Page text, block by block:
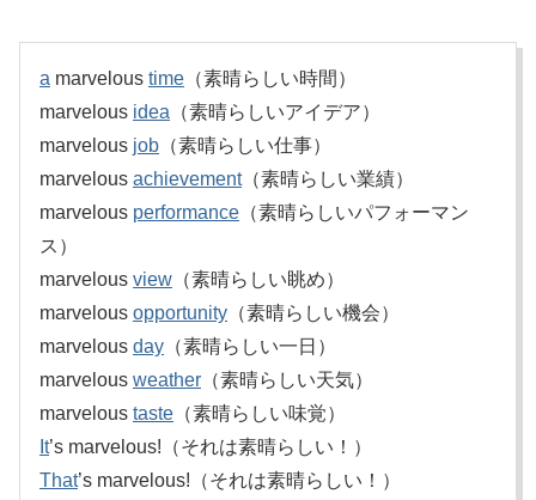
a marvelous time （素晴らしい時間）
marvelous idea （素晴らしいアイデア）
marvelous job （素晴らしい仕事）
marvelous achievement（素晴らしい業績）
marvelous performance （素晴らしいパフォーマン
ス）
marvelous view （素晴らしい眺め）
marvelous opportunity （素晴らしい機会）
marvelous day （素晴らしい一日）
marvelous weather （素晴らしい天気）
marvelous taste （素晴らしい味覚）
It’s marvelous!（それは素晴らしい！）
That’s marvelous!（それは素晴らしい！）